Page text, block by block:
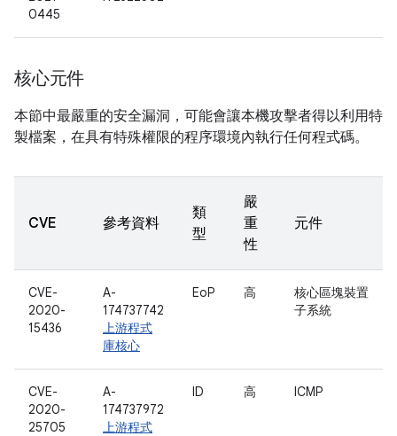
0445
核心元件
本節中最嚴重的安全漏洞，可能會讓本機攻擊者得以利用特
製檔案，在具有特殊權限的程序環境內執行任何程式碼。
CVE 參考資料
類
型
嚴
重
性
元件
CVE-
2020-
15436
A-
174737742
上游程式
庫核心
EoP 高
核心區塊裝置
子系統
CVE-
2020-
25705
A-
174737972
上游程式
ID 高 ICMP